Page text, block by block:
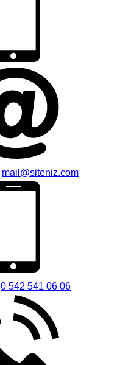
mail@siteniz.com
0 542 541 06 06